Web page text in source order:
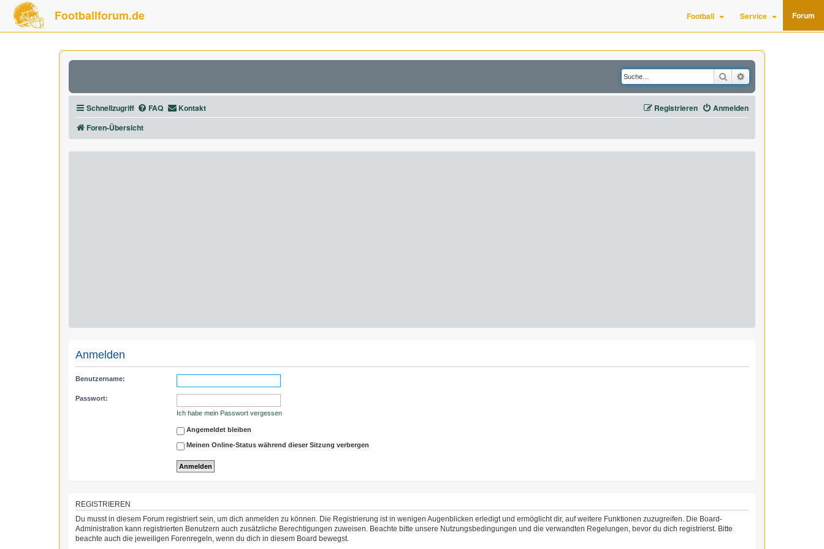
Footballforum.de Football Service Forum
Suche
Schnellzugriff FAQ Kontakt Anmelden
Registrieren
Foren-Übersicht
Anmelden
Benutzername:
Passwort:
Ich habe mein Passwort vergessen
Angemeldet bleiben
Meinen Online-Status während dieser Sitzung verbergen
REGISTRIEREN
Du musst in diesem Forum registriert sein, um dich anmelden zu können. Die Registrierung ist in wenigen Augenblicken erledigt und ermöglicht dir, auf weitere Funktionen zuzugreifen. Die Board-
Administration kann registrierten Benutzern auch zusätzliche Berechtigungen zuweisen. Beachte bitte unsere Nutzungsbedingungen und die verwandten Regelungen, bevor du dich registrierst. Bitte
beachte auch die jeweiligen Forenregeln, wenn du dich in diesem Board bewegst.